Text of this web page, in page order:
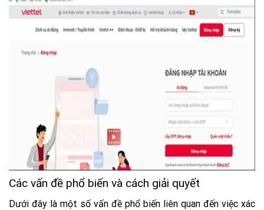
Các vấn đề phổ biến và cách giải quyết
Dưới đây là một số vấn đề phổ biến liên quan đến việc xác